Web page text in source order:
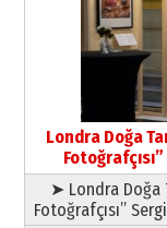
09
Yusuf
yazar
11
Londra Doğa
➤ Londra Doğa
Fotoğrafçısı”